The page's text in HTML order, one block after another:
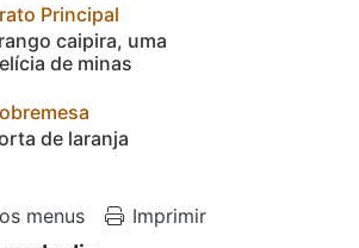
Principal
caipira, uma
de minas
de laranja
menus Imprimir